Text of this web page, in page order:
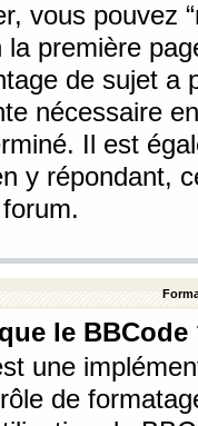
vous pouvez
la première
de sujet a
nécessaire
Il est
y répondant,
le BBCode
une
de